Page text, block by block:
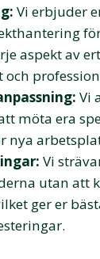
Vi erbjuder
aspekt av
och
Vi
möta era
nya
Vi
utan att
ger er